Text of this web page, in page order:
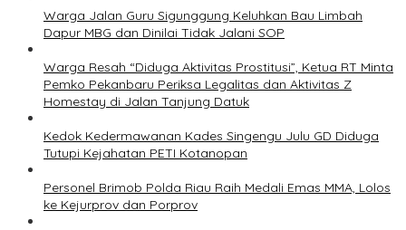
Warga Jalan Guru Sigunggung Keluhkan Bau Limbah
Dapur MBG dan Dinilai Tidak Jalani SOP
Warga Resah “Diduga Aktivitas Prostitusi”, Ketua RT Minta
Pemko Pekanbaru Periksa Legalitas dan Aktivitas Z
Homestay di Jalan Tanjung Datuk
Kedok Kedermawanan Kades Singengu Julu GD Diduga
Tutupi Kejahatan PETI Kotanopan
Personel Brimob Polda Riau Raih Medali Emas MMA, Lolos
ke Kejurprov dan Porprov